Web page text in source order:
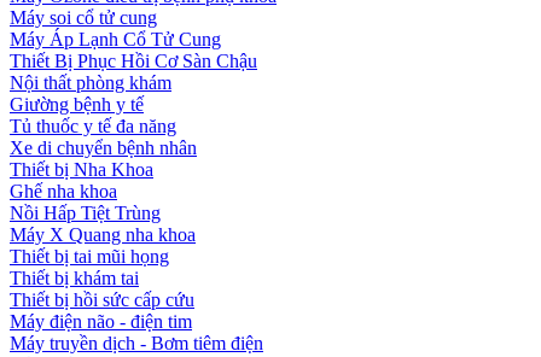
Máy soi cổ tử cung
Máy Áp Lạnh Cổ Tử Cung
Thiết Bị Phục Hồi Cơ Sàn Chậu
Nội thất phòng khám
Giường bệnh y tế
Tủ thuốc y tế đa năng
Xe di chuyển bệnh nhân
Thiết bị Nha Khoa
Ghế nha khoa
Nồi Hấp Tiệt Trùng
Máy X Quang nha khoa
Thiết bị tai mũi họng
Thiết bị khám tai
Thiết bị hồi sức cấp cứu
Máy điện não - điện tim
Máy truyền dịch - Bơm tiêm điện